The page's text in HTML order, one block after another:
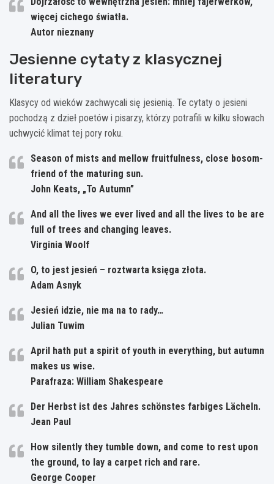
więcej cichego światła.
Autor nieznany
Jesienne cytaty z klasycznej
literatury
Klasycy od wieków zachwycali się jesienią. Te cytaty o jesieni
pochodzą z dzieł poetów i pisarzy, którzy potrafili w kilku słowach
uchwycić klimat tej pory roku.
Season of mists and mellow fruitfulness, close bosom-
friend of the maturing sun.
John Keats, „To Autumn”
And all the lives we ever lived and all the lives to be are
full of trees and changing leaves.
Virginia Woolf
O, to jest jesień – roztwarta księga złota.
Adam Asnyk
Jesień idzie, nie ma na to rady…
Julian Tuwim
April hath put a spirit of youth in everything, but autumn
makes us wise.
Parafraza: William Shakespeare
Der Herbst ist des Jahres schönstes farbiges Lächeln.
Jean Paul
How silently they tumble down, and come to rest upon
the ground, to lay a carpet rich and rare.
George Cooper